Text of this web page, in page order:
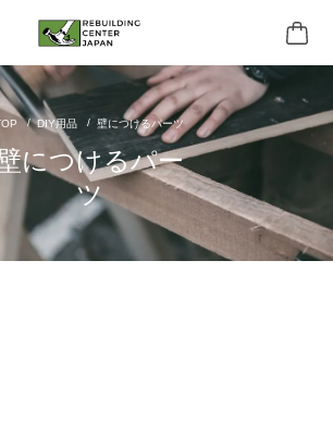
DIY用品 壁につけるパーツ
につけるパー
ツ